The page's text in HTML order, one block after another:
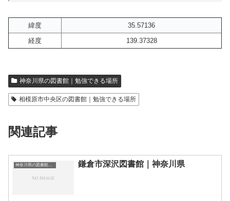
緯度
35.57136
経度
139.37328
神奈川県の図書館｜勉強できる場所
相模原市中央区の図書館｜勉強できる場所
関連記事
神奈川県の図書館｜勉強できる場所 鎌倉市深沢図書館｜神奈川県